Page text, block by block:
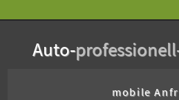
Auto-
mobile